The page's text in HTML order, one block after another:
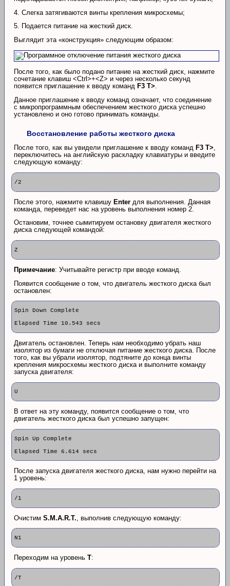
4. Слегка затягиваются винты крепления микросхемы;
5. Подается питание на жесткий диск.
Выглядит эта «конструкция» следующим образом:
После того, как было подано питание на жесткий диск, нажмите
сочетание клавиш <Ctrl>+<Z> и через несколько секунд
появится приглашение к вводу команд F3 T>
Данное приглашение к вводу команд означает, что соединение
с микропрограммным обеспечением жесткого диска успешно
установлено и оно готово принимать команды.
Восстановление работы жесткого диска
После того, как вы увидели приглашение к вводу команд F3 T>,
переключитесь на английскую раскладку клавиатуры и введите
следующую команду:
/2
После этого, нажмите клавишу Enter для выполнения. Данная
команда, переведет нас на уровень выполнения номер 2.
Остановим, точнее сымитируем остановку двигателя жесткого
диска следующей командой:
Z
Примечание: Учитывайте регистр при вводе команд.
Появится сообщение о том, что двигатель жесткого диска был
остановлен:
Spin Down Complete
Elapsed Time 10.543 secs
Двигатель остановлен. Теперь нам необходимо убрать наш
изолятор из бумаги не отключая питание жесткого диска. После
того, как вы убрали изолятор, подтяните до конца винты
крепления микросхемы жесткого диска и выполните команду
запуска двигателя:
U
В ответ на эту команду, появится сообщение о том, что
двигатель жесткого диска был успешно запущен:
Spin Up Complete
Elapsed Time 6.614 secs
После запуска двигателя жесткого диска, нам нужно перейти на
1 уровень:
/1
Очистим S.M.A.R.T. , выполнив следующую команду:
N1
Переходим на уровень T:
/T